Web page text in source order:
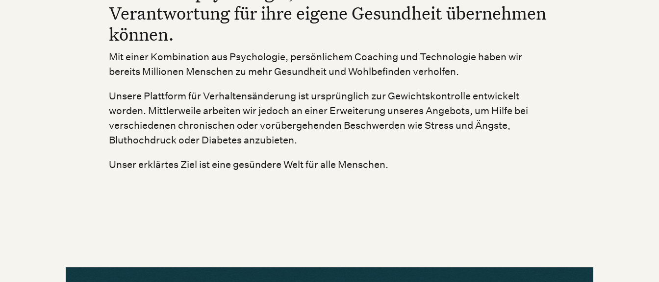
Verantwortung für ihre eigene Gesundheit übernehmen
können.
Mit einer Kombination aus Psychologie, persönlichem Coaching und Technologie haben wir
bereits Millionen Menschen zu mehr Gesundheit und Wohlbefinden verholfen.
Unsere Plattform für Verhaltensänderung ist ursprünglich zur Gewichtskontrolle entwickelt
worden. Mittlerweile arbeiten wir jedoch an einer Erweiterung unseres Angebots, um Hilfe bei
verschiedenen chronischen oder vorübergehenden Beschwerden wie Stress und Ängste,
Bluthochdruck oder Diabetes anzubieten.
Unser erklärtes Ziel ist eine gesündere Welt für alle Menschen.